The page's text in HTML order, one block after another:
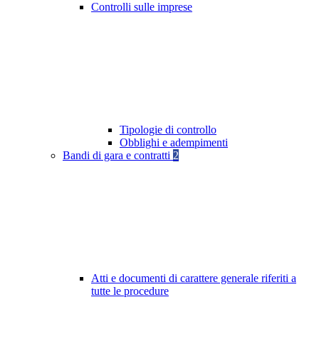
Controlli sulle imprese
Tipologie di controllo
Obblighi e adempimenti
Bandi di gara e contratti 2
Atti e documenti di carattere generale riferiti a
tutte le procedure